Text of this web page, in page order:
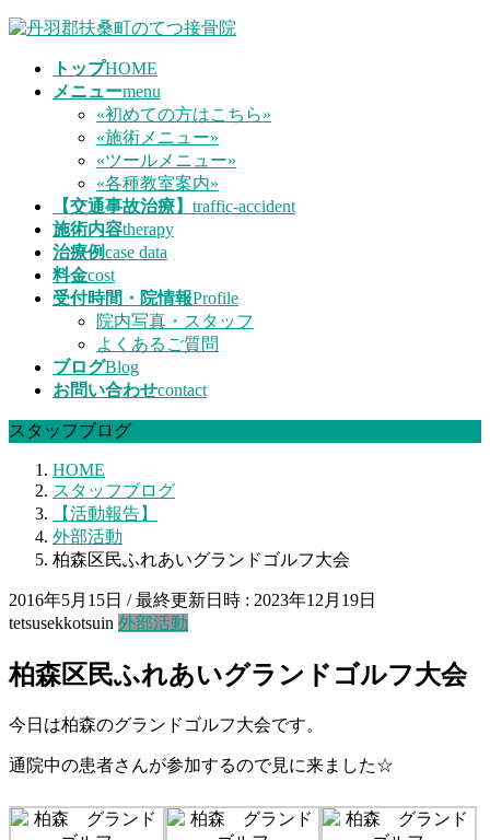
コ
ナ
トップHOME
メニューmenu
«初めての方はこちら»
«施術メニュー»
«ツールメニュー»
«各種教室案内»
【交通事故治療】 traffic-accident
施術内容therapy
治療例case data
料金cost
受付時間・院情報Profile
院内写真・スタッフ
よくあるご質問
ブログBlog
お問い合わせcontact
スタッフブログ
HOME
スタッフブログ
【活動報告】
外部活動
柏森区民ふれあいグランドゴルフ大会
2016年5月15日 / 最終更新日時 : 2023年12月19日
tetsusekkotsuin 外部活動
柏森区民ふれあいグランドゴルフ大会
今日は柏森のグランドゴルフ大会です。
通院中の患者さんが参加するので見に来ました☆